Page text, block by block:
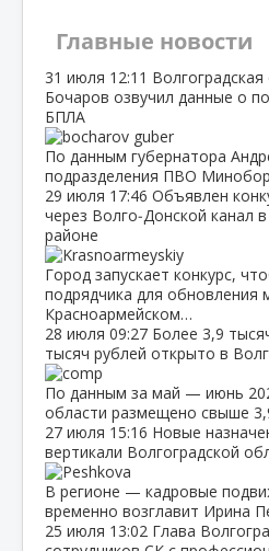
Главные новости
31 июля 12:11
Бочаров озвучил данные о
БПЛА
По данным губернатора
подразделения ПВО
29 июля 17:46 Объявлен
через Волго‑Донской канал
районе
Город запускает конкурс,
подрядчика для обновления
Красноармейском…
28 июля 09:27 Более 3,9
тысяч рублей открыто в
По данным за май — июнь
области размещено свыше
27 июля 15:16 Новые
вертикали Волгоградской
В регионе — кадровые
временно возглавит Ирина
25 июля 13:02 Глава